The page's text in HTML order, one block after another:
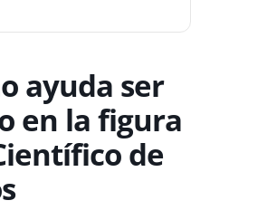
ayuda ser
en la figura
de